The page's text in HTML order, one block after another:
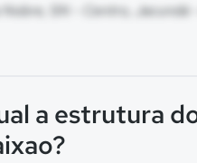
Nobre, SN - Centro, Jacundá -
a estrutura